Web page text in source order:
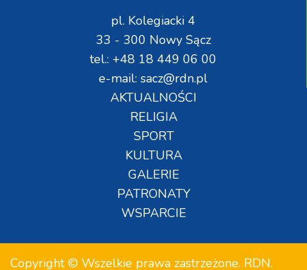
pl. Kolegiacki 4
33 - 300 Nowy Sącz
tel.: +48 18 449 06 00
e-mail: sacz@rdn.pl
AKTUALNOŚCI
RELIGIA
SPORT
KULTURA
GALERIE
PATRONATY
WSPARCIE
Copyright © Wszelkie prawa zastrzeżone. RDN.